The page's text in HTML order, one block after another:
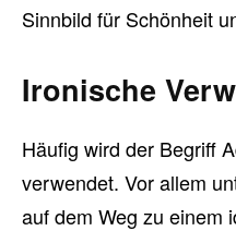
Sinnbild für Schönheit
Ironische
Häufig wird der Begriff
verwendet. Vor allem
auf dem Weg zu einem